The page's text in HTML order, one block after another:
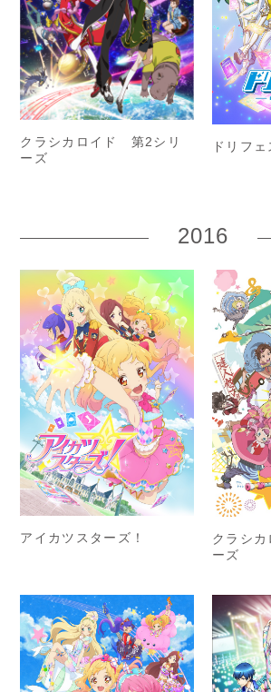
クラシカロイド 第2シリ
ーズ
ドリフェ
2016
アイカツスターズ！
クラシ
ーズ